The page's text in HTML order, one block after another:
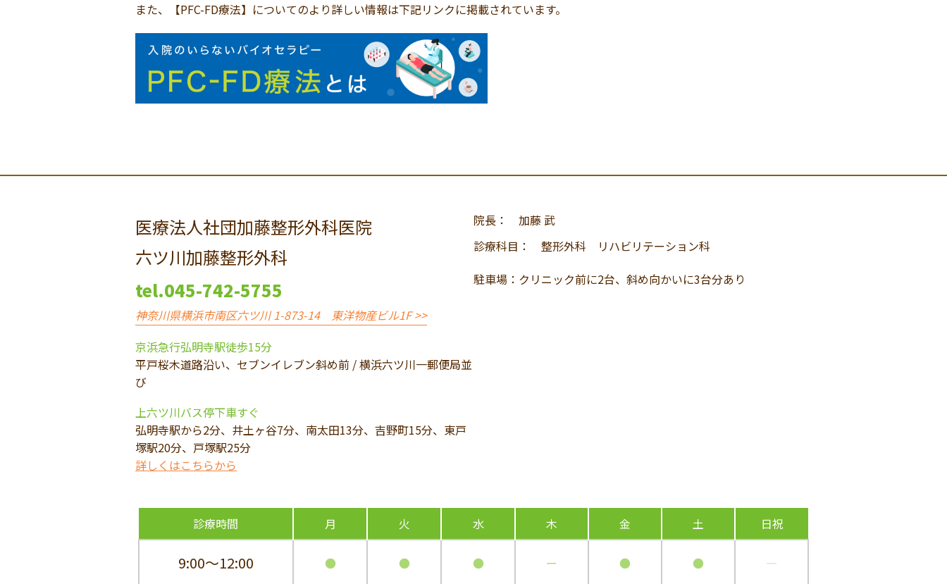
また、【PFC-FD療法】についてのより詳しい情報は下記リンクに掲載されています。
医療法人社団加藤整形外科医院
六ツ川加藤整形外科
tel.045-742-5755
神奈川県横浜市南区六ツ川 1-873-14 東洋物産ビル1F >>
京浜急行弘明寺駅徒歩15分
平戸桜木道路沿い、セブンイレブン斜め前 / 横浜六ツ川一郵便局並
び
上六ツ川バス停下車すぐ
弘明寺駅から2分、井土ヶ谷7分、南太田13分、吉野町15分、東戸
塚駅20分、戸塚駅25分
詳しくはこちらから
院長： 加藤 武
診療科目： 整形外科 リハビリテーション科
駐車場：クリニック前に2台、斜め向かいに3台分あり
診療時間 月 火 水 木 金 土 日祝
9:00～12:00 ● ● ● ー ● ● ―